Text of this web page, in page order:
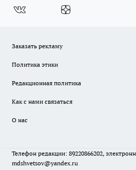
Заказать рекламу
Политика этики
Редакционная политика
Как с нами связаться
О нас
Телефон редакции: 89220866202,
mdshvetsov@yandex.ru